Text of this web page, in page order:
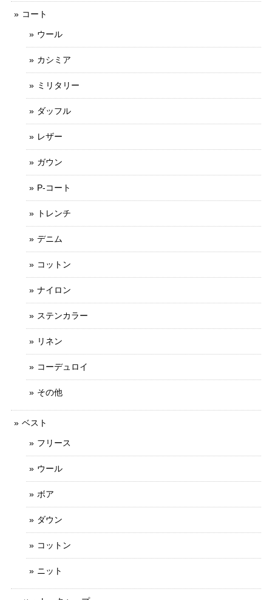
コート
ウール
カシミア
ミリタリー
ダッフル
レザー
ガウン
P-コート
トレンチ
デニム
コットン
ナイロン
ステンカラー
リネン
コーデュロイ
その他
ベスト
フリース
ウール
ボア
ダウン
コットン
ニット